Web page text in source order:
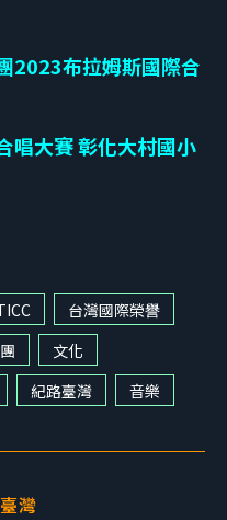
2023布拉姆斯國際合
唱大賽 彰化大村國小
台灣國際榮譽
文化
紀路臺灣 音樂
灣